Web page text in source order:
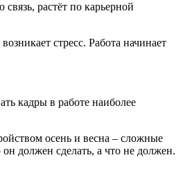
растёт по карьерной
стресс. Работа начинает
кадры в работе наиболее
осень и весна – сложные
должен сделать, а что не должен.